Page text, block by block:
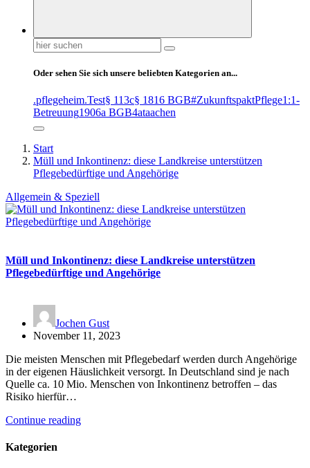
Suchen
nach:
Oder sehen Sie sich unsere beliebten Kategorien an...
.pflegeheim.Test§ 113c§ 1816 BGB#ZukunftspaktPflege1:1-
Betreuung1906a BGB4ataachen
Start
Müll und Inkontinenz: diese Landkreise unterstützen
Pflegebedürftige und Angehörige
Allgemein & Speziell
Müll und Inkontinenz: diese Landkreise unterstützen
Pflegebedürftige und Angehörige
Jochen Gust
November 11, 2023
Die meisten Menschen mit Pflegebedarf werden durch Angehörige
in der eigenen Häuslichkeit versorgt. In Deutschland sind je nach
Quelle ca. 10 Mio. Menschen von Inkontinenz betroffen – das
Risiko hierfür…
Continue reading
Kategorien